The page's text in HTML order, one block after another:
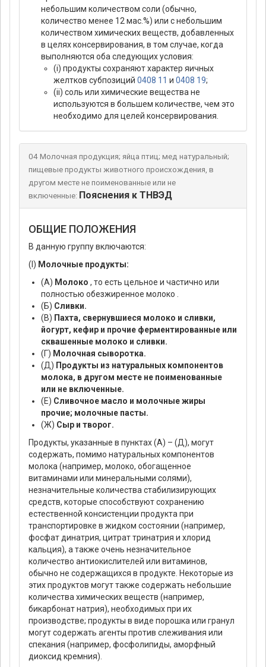
небольшим количеством соли (обычно,
количество менее 12 мас.%) или с небольшим
количеством химических веществ, добавленных
в целях консервирования, в том случае, когда
выполняются оба следующих условия:
(i) продукты сохраняют характер яичных
желтков субпозиций 0408 11 и 0408 19;
(ii) соль или химические вещества не
используются в большем количестве, чем это
необходимо для целей консервирования.
04 Молочная продукция; яйца птиц; мед натуральный;
пищевые продукты животного происхождения, в
другом месте не поименованные или не
включенные: Пояснения к ТНВЭД
ОБЩИЕ ПОЛОЖЕНИЯ
В данную группу включаются:
(I) Молочные продукты:
(А) Молоко , то есть цельное и частично или
полностью обезжиренное молоко .
(Б) Сливки.
(В) Пахта, свернувшиеся молоко и сливки,
йогурт, кефир и прочие ферментированные или
сквашенные молоко и сливки.
(Г) Молочная сыворотка.
(Д) Продукты из натуральных компонентов
молока, в другом месте не поименованные
или не включенные.
(Е) Сливочное масло и молочные жиры
прочие; молочные пасты.
(Ж) Сыр и творог.
Продукты, указанные в пунктах (А) – (Д), могут
содержать, помимо натуральных компонентов
молока (например, молоко, обогащенное
витаминами или минеральными солями),
незначительные количества стабилизирующих
средств, которые способствуют сохранению
естественной консистенции продукта при
транспортировке в жидком состоянии (например,
фосфат динатрия, цитрат тринатрия и хлорид
кальция), а также очень незначительное
количество антиокислителей или витаминов,
обычно не содержащихся в продукте. Некоторые из
этих продуктов могут также содержать небольшие
количества химических веществ (например,
бикарбонат натрия), необходимых при их
производстве; продукты в виде порошка или гранул
могут содержать агенты против слеживания или
спекания (например, фосфолипиды, аморфный
диоксид кремния).